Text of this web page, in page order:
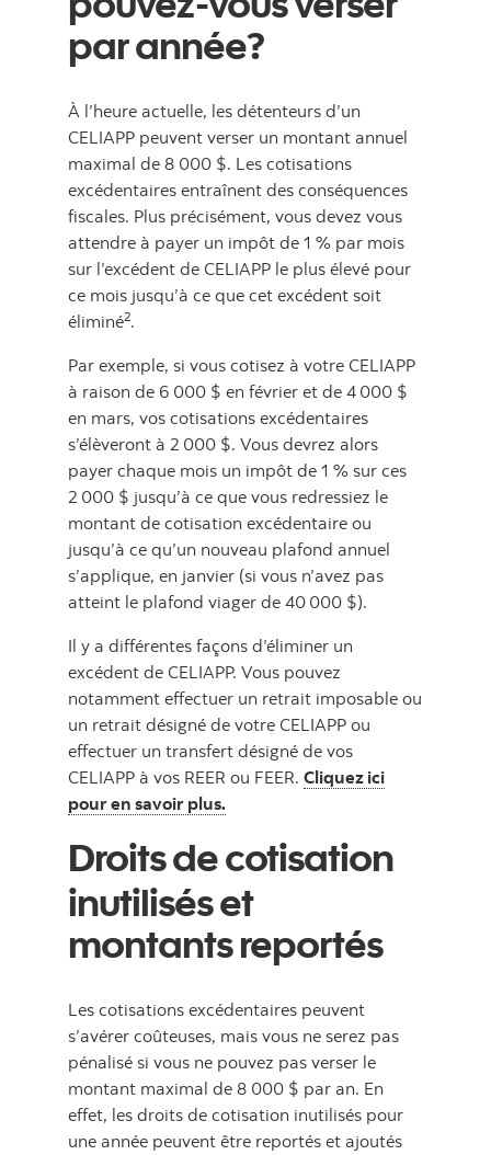
par année?
À l’heure actuelle, les détenteurs d’un
CELIAPP peuvent verser un montant annuel
maximal de 8 000 $. Les cotisations
excédentaires entraînent des conséquences
fiscales. Plus précisément, vous devez vous
attendre à payer un impôt de 1 % par mois
sur l’excédent de CELIAPP le plus élevé pour
ce mois jusqu’à ce que cet excédent soit
éliminé2.
Par exemple, si vous cotisez à votre CELIAPP
à raison de 6 000 $ en février et de 4 000 $
en mars, vos cotisations excédentaires
s’élèveront à 2 000 $. Vous devrez alors
payer chaque mois un impôt de 1 % sur ces
2 000 $ jusqu’à ce que vous redressiez le
montant de cotisation excédentaire ou
jusqu’à ce qu’un nouveau plafond annuel
s’applique, en janvier (si vous n’avez pas
atteint le plafond viager de 40 000 $).
Il y a différentes façons d’éliminer un
excédent de CELIAPP. Vous pouvez
notamment effectuer un retrait imposable ou
un retrait désigné de votre CELIAPP ou
effectuer un transfert désigné de vos
CELIAPP à vos REER ou FEER. Cliquez ici
pour en savoir plus.
Droits de cotisation
inutilisés et
montants reportés
Les cotisations excédentaires peuvent
s’avérer coûteuses, mais vous ne serez pas
pénalisé si vous ne pouvez pas verser le
montant maximal de 8 000 $ par an. En
effet, les droits de cotisation inutilisés pour
une année peuvent être reportés et ajoutés